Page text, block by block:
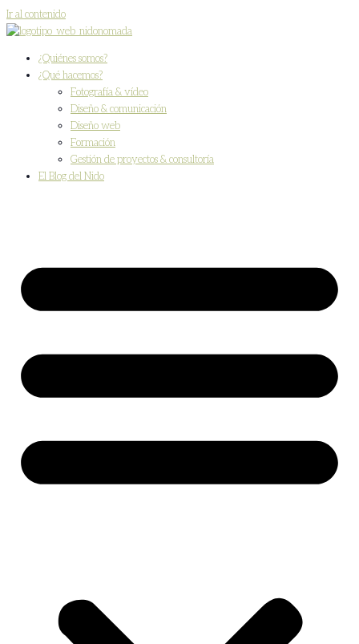
Ir al contenido
¿Quiénes somos?
¿Qué hacemos?
Fotografía & vídeo
Diseño & comunicación
Diseño web
Formación
Gestión de proyectos & consultoría
El Blog del Nido